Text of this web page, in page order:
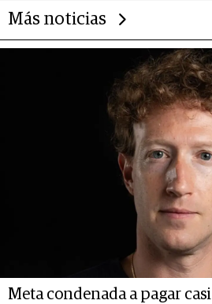
Más noticias
Meta condenada a pagar